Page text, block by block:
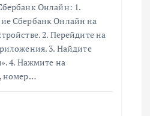
Онлайн: 1.
Сбербанк Онлайн на
2. Перейдите на
3. Найдите
4. Нажмите на
номер…